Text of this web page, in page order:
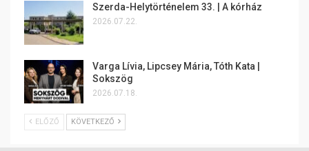
Szerda-Helytörténelem 33. | A kórház
2026.07.22.
Varga Lívia, Lipcsey Mária, Tóth Kata |
Sokszög
2026.07.18.
ELŐZŐ KÖVETKEZŐ